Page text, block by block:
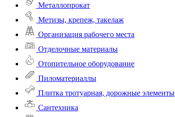
Металлопрокат
Метизы, крепеж, такелаж
Организация рабочего места
Отделочные материалы
Отопительное оборудование
Пиломатериаллы
Плитка тротуарная, дорожные элементы
Сантехника